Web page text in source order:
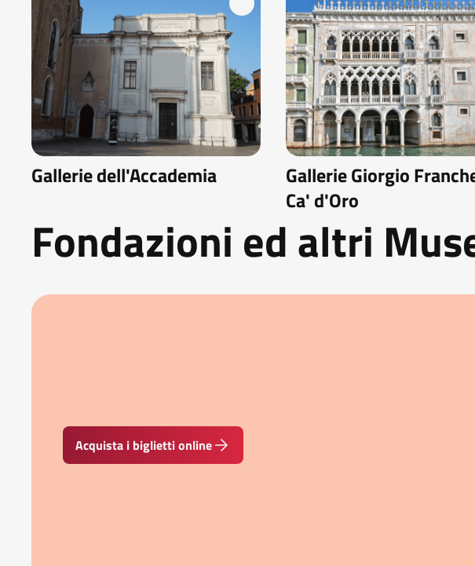
Gallerie dell'Accademia
Gallerie Giorgio
Ca' d'Oro
Fondazioni ed altri
Acquista i biglietti online